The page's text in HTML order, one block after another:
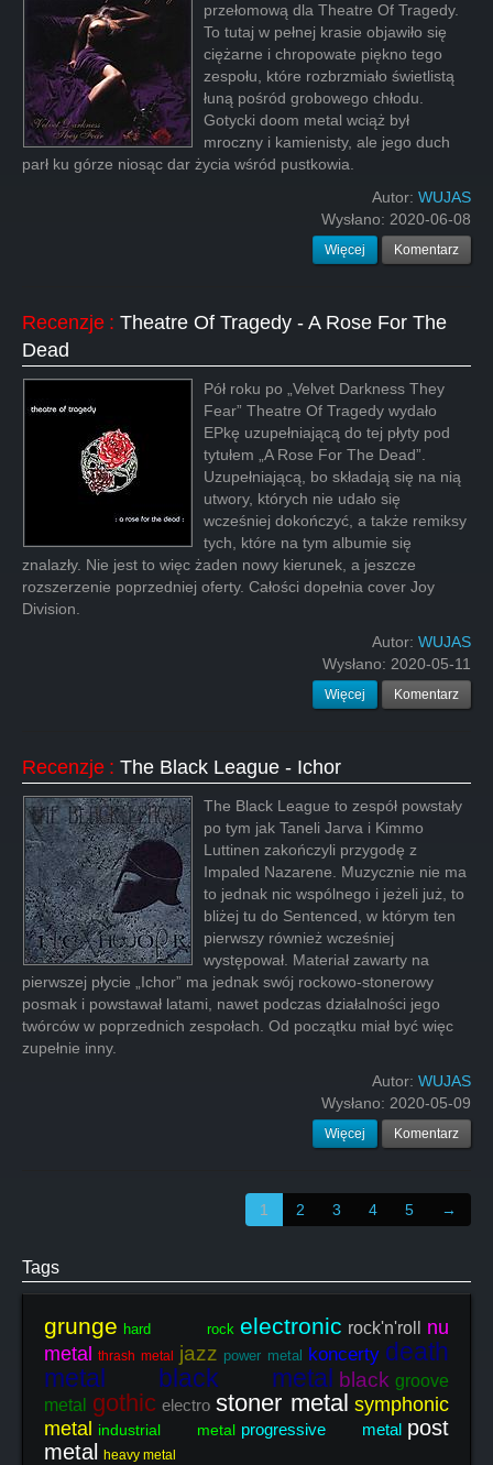
przełomową dla Theatre Of Tragedy.
To tutaj w pełnej krasie objawiło się
ciężarne i chropowate piękno tego
zespołu, które rozbrzmiało świetlistą
łuną pośród grobowego chłodu.
Gotycki doom metal wciąż był
mroczny i kamienisty, ale jego duch
parł ku górze niosąc dar życia wśród pustkowia.
Autor: WUJAS
Wysłano: 2020-06-08
Więcej Komentarz
Recenzje : Theatre Of Tragedy - A Rose For The
Dead
Pół roku po „Velvet Darkness They
Fear” Theatre Of Tragedy wydało
EPkę uzupełniającą do tej płyty pod
tytułem „A Rose For The Dead”.
Uzupełniającą, bo składają się na nią
utwory, których nie udało się
wcześniej dokończyć, a także remiksy
tych, które na tym albumie się
znalazły. Nie jest to więc żaden nowy kierunek, a jeszcze
rozszerzenie poprzedniej oferty. Całości dopełnia cover Joy
Division.
Autor: WUJAS
Wysłano: 2020-05-11
Więcej Komentarz
Recenzje : The Black League - Ichor
The Black League to zespół powstały
po tym jak Taneli Jarva i Kimmo
Luttinen zakończyli przygodę z
Impaled Nazarene. Muzycznie nie ma
to jednak nic wspólnego i jeżeli już, to
bliżej tu do Sentenced, w którym ten
pierwszy również wcześniej
występował. Materiał zawarty na
pierwszej płycie „Ichor” ma jednak swój rockowo-stonerowy
posmak i powstawał latami, nawet podczas działalności jego
twórców w poprzednich zespołach. Od początku miał być więc
zupełnie inny.
Autor: WUJAS
Wysłano: 2020-05-09
Więcej Komentarz
1 2 3 4 5 →
Tags
grunge hard rock electronic rock'n'roll
nu
metal
thrash metal jazz power metal koncerty death
metal black metal black groove
metal
gothic electro stoner metal symphonic
metal
industrial metal progressive metal post
metal
heavy metal